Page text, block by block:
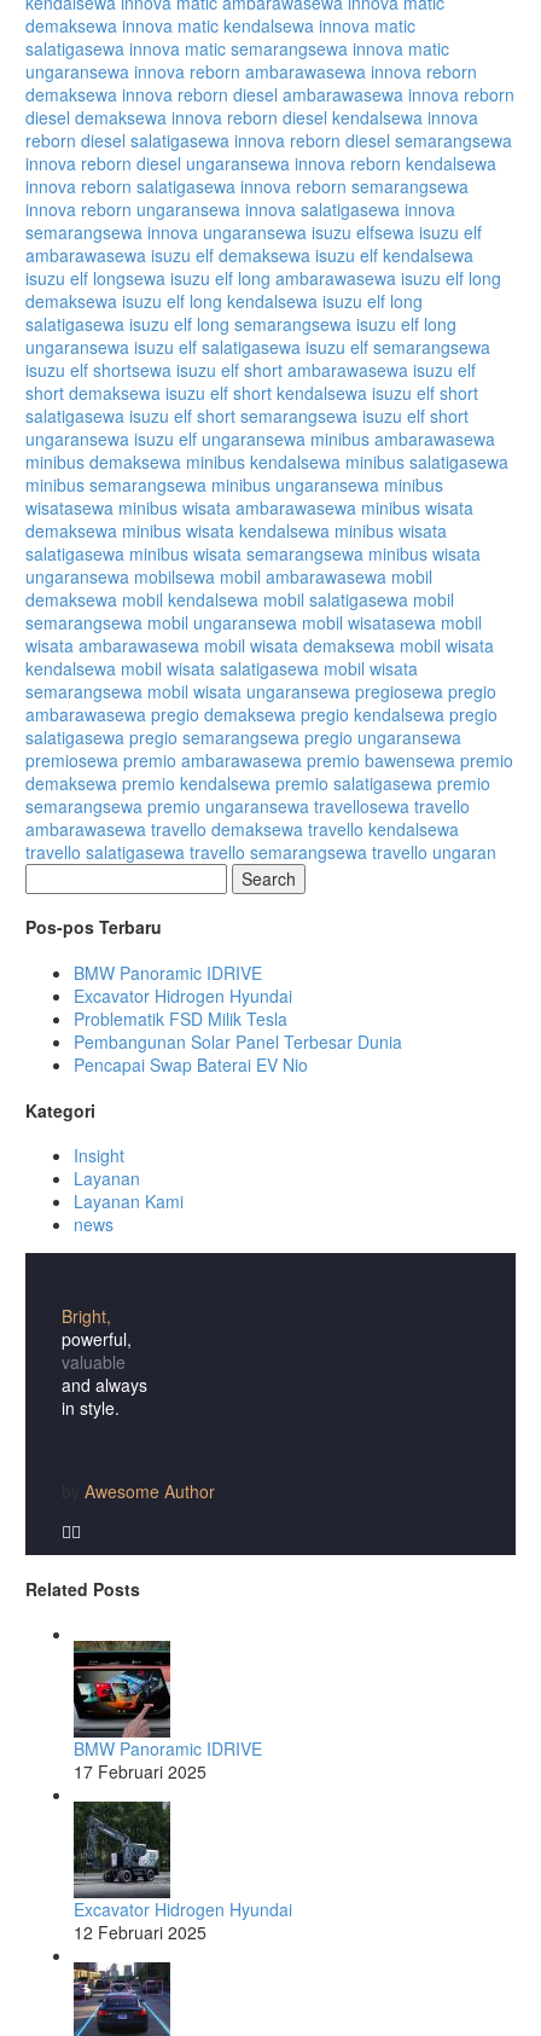
demaksewa innova matic kendalsewa innova matic
salatigasewa innova matic semarangsewa innova matic
ungaransewa innova reborn ambarawasewa innova reborn
demaksewa innova reborn diesel ambarawasewa innova reborn
diesel demaksewa innova reborn diesel kendalsewa innova
reborn diesel salatigasewa innova reborn diesel semarangsewa
innova reborn diesel ungaransewa innova reborn kendalsewa
innova reborn salatigasewa innova reborn semarangsewa
innova reborn ungaransewa innova salatigasewa innova
semarangsewa innova ungaransewa isuzu elfsewa isuzu elf
ambarawasewa isuzu elf demaksewa isuzu elf kendalsewa
isuzu elf longsewa isuzu elf long ambarawasewa isuzu elf long
demaksewa isuzu elf long kendalsewa isuzu elf long
salatigasewa isuzu elf long semarangsewa isuzu elf long
ungaransewa isuzu elf salatigasewa isuzu elf semarangsewa
isuzu elf shortsewa isuzu elf short ambarawasewa isuzu elf
short demaksewa isuzu elf short kendalsewa isuzu elf short
salatigasewa isuzu elf short semarangsewa isuzu elf short
ungaransewa isuzu elf ungaransewa minibus ambarawasewa
minibus demaksewa minibus kendalsewa minibus salatigasewa
minibus semarangsewa minibus ungaransewa minibus
wisatasewa minibus wisata ambarawasewa minibus wisata
demaksewa minibus wisata kendalsewa minibus wisata
salatigasewa minibus wisata semarangsewa minibus wisata
ungaransewa mobilsewa mobil ambarawasewa mobil
demaksewa mobil kendalsewa mobil salatigasewa mobil
semarangsewa mobil ungaransewa mobil wisatasewa mobil
wisata ambarawasewa mobil wisata demaksewa mobil wisata
kendalsewa mobil wisata salatigasewa mobil wisata
semarangsewa mobil wisata ungaransewa pregiosewa pregio
ambarawasewa pregio demaksewa pregio kendalsewa pregio
salatigasewa pregio semarangsewa pregio ungaransewa
premiosewa premio ambarawasewa premio bawensewa premio
demaksewa premio kendalsewa premio salatigasewa premio
semarangsewa premio ungaransewa travellosewa travello
ambarawasewa travello demaksewa travello kendalsewa
travello salatigasewa travello semarangsewa travello ungaran
Search
Pos-pos Terbaru
BMW Panoramic IDRIVE
Excavator Hidrogen Hyundai
Problematik FSD Milik Tesla
Pembangunan Solar Panel Terbesar Dunia
Pencapai Swap Baterai EV Nio
Kategori
Insight
Layanan
Layanan Kami
news
Bright,
powerful,
valuable
and always
in style.
Awesome Author

Related Posts
BMW Panoramic IDRIVE
17 Februari 2025
Excavator Hidrogen Hyundai
12 Februari 2025